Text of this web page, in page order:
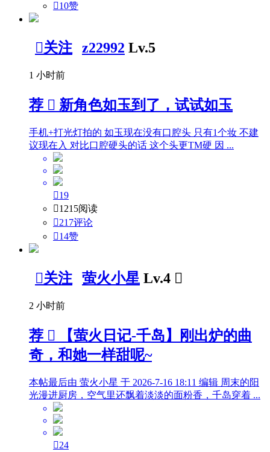
10赞
关注 z22992 Lv.5
1 小时前
荐  新角色如玉到了，试试如玉
手机+打光灯拍的 如玉现在没有口腔头 只有1个妆 不建
议现在入 对比口腔硬头的话 这个头更TM硬 因 ...
19
1215阅读
217评论
14赞
关注 萤火小星 Lv.4 
2 小时前
荐  【萤火日记-千岛】刚出炉的曲
奇，和她一样甜呢~
本帖最后由 萤火小星 于 2026-7-16 18:11 编辑 周末的阳
光漫进厨房，空气里还飘着淡淡的面粉香，千岛穿着 ...
24